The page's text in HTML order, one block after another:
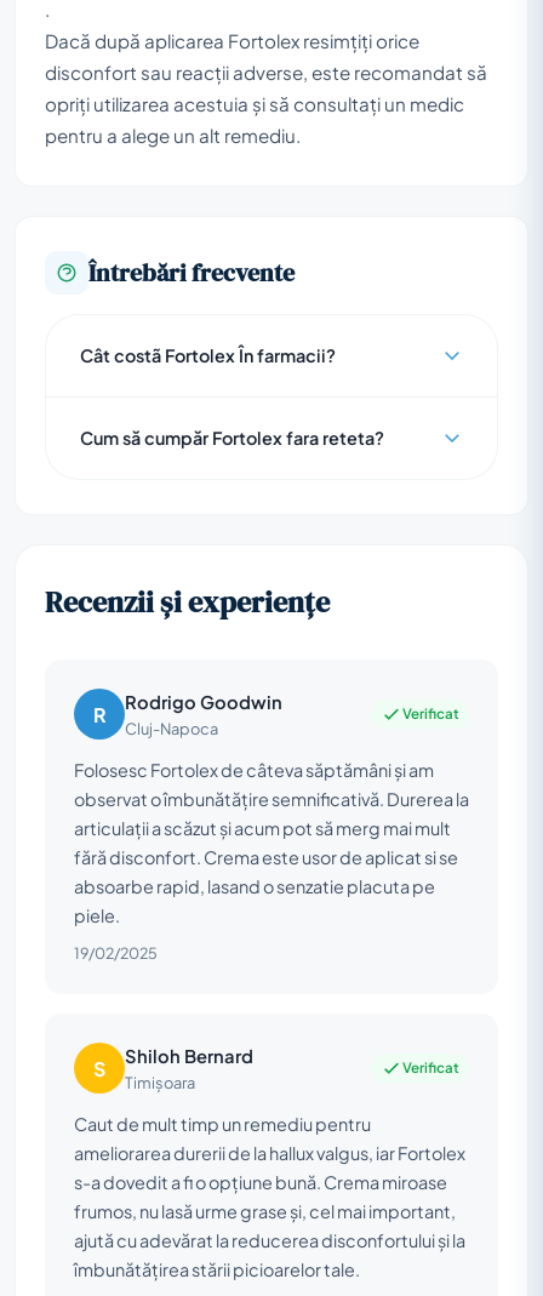
Dacă după aplicarea Fortolex resimțiți orice
disconfort sau reacții adverse, este recomandat să
opriți utilizarea acestuia și să consultați un medic
pentru a alege un alt remediu.
Întrebări frecvente
Cât costã Fortolex În farmacii?
Cum să cumpăr Fortolex fara reteta?
Recenzii și experiențe
R Rodrigo Goodwin
Cluj-Napoca
Verificat
Folosesc Fortolex de câteva săptămâni și am
observat o îmbunătățire semnificativă. Durerea la
articulații a scăzut și acum pot să merg mai mult
fără disconfort. Crema este usor de aplicat si se
absoarbe rapid, lasand o senzatie placuta pe
piele.
19/02/2025
S Shiloh Bernard
Timișoara
Verificat
Caut de mult timp un remediu pentru
ameliorarea durerii de la hallux valgus, iar Fortolex
s-a dovedit a fi o opțiune bună. Crema miroase
frumos, nu lasă urme grase și, cel mai important,
ajută cu adevărat la reducerea disconfortului și la
îmbunătățirea stării picioarelor tale.